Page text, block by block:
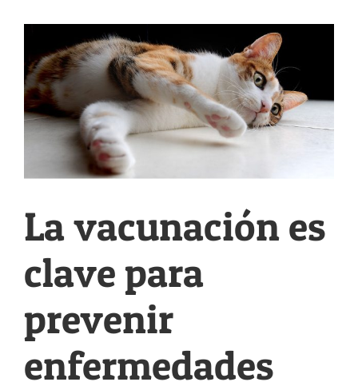
La vacunación es
clave para
prevenir
enfermedades